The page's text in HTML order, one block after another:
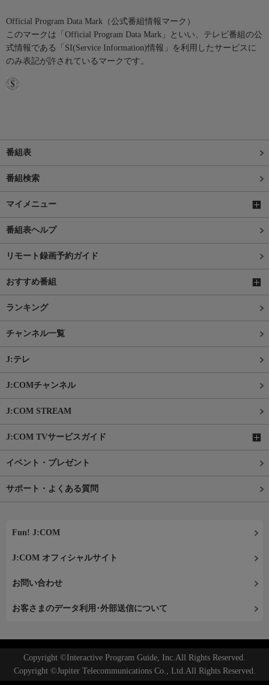
Official Program Data Mark（公式番組情報マーク）
このマークは「Official Program Data Mark」といい、テレビ番組の公
式情報である「SI(Service Information)情報」を利用したサービスに
のみ表記が許されているマークです。
番組表
番組検索
マイメニュー
番組表ヘルプ
リモート録画予約ガイド
おすすめ番組
ランキング
チャンネル一覧
J:テレ
J:COMチャンネル
J:COM STREAM
J:COM TVサービスガイド
イベント・プレゼント
サポート・よくある質問
Fun! J:COM
J:COM オフィシャルサイト
お問い合わせ
お客さまのデータ利用･外部送信について
Copyright ©Interactive Program Guide, Inc.All Rights Reserved.
Copyright ©Jupiter Telecommunications Co., Ltd.All Rights Reserved.